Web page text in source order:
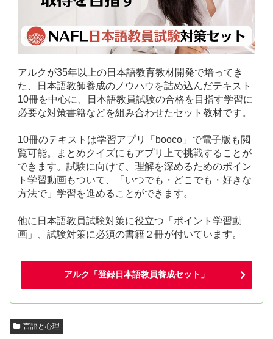
アルクが35年以上の日本語教育教材開発で培ってき
た、日本語教師養成のノウハウを詰め込んだテキスト
10冊を中心に、日本語教員試験の合格を目指す学習に
必要な対策書籍などを組み合わせたセット教材です。
10冊のテキストは学習アプリ「booco」で電子版も閲
覧可能。まとめクイズにもアプリ上で挑戦することが
できます。試験に向けて、理解を深めるためのポイン
ト学習動画もついて、「いつでも・どこでも・好きな
方法で」学習を進めることができます。
他に日本語教員試験対策に役立つ「ポイント学習動
画」、試験対策に必須の書籍２冊が付いています。
アルク「登録日本語教員養成セット」
言語と心理